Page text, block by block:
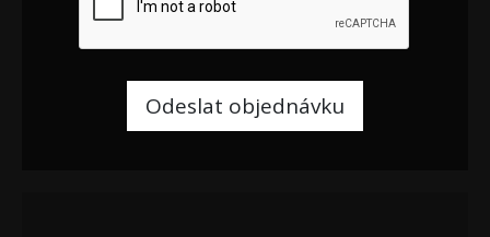
Odeslat objednávku